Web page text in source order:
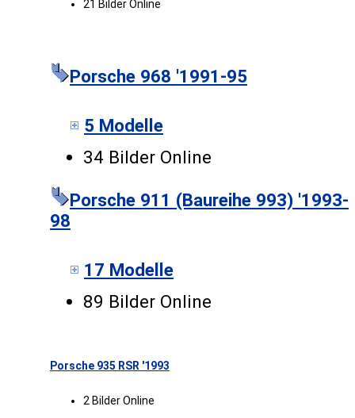
21 Bilder Online
Porsche 968 '1991-95
5 Modelle
34 Bilder Online
Porsche 911 (Baureihe 993) '1993-
98
17 Modelle
89 Bilder Online
Porsche 935 RSR '1993
2 Bilder Online